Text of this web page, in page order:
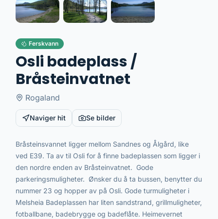
Ferskvann
Osli badeplass /
Bråsteinvatnet
Rogaland
Naviger hit Se bilder
Bråsteinsvannet ligger mellom Sandnes og Ålgård, like
ved E39. Ta av til Osli for å finne badeplassen som ligger i
den nordre enden av Bråsteinvatnet. Gode
parkeringsmuligheter. Ønsker du å ta bussen, benytter du
nummer 23 og hopper av på Osli. Gode turmuligheter i
Melsheia Badeplassen har liten sandstrand, grillmuligheter,
fotballbane, badebrygge og badeflåte. Heimevernet